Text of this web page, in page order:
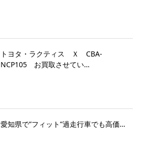
トヨタ・ラクティス Ｘ CBA-
NCP105 お買取させてい…
愛知県で”フィット”過走行車でも高価…